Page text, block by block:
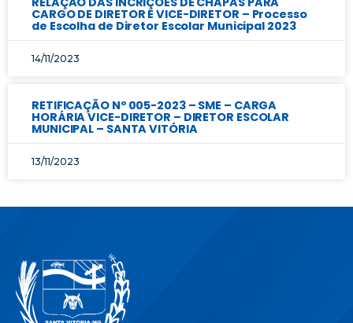
CARGO DE DIRETOR E VICE-DIRETOR – Processo
de Escolha de Diretor Escolar Municipal 2023
14/11/2023
RETIFICAÇÃO Nº 005-2023 – SME – CARGA
HORÁRIA VICE-DIRETOR – DIRETOR ESCOLAR
MUNICIPAL – SANTA VITÓRIA
13/11/2023